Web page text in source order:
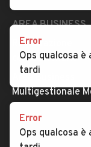
AREA BUSINESS
Registrazione
concessionario
Multigestionale
Error
Ops qualcosa
tardi
Error
Ops qualcosa